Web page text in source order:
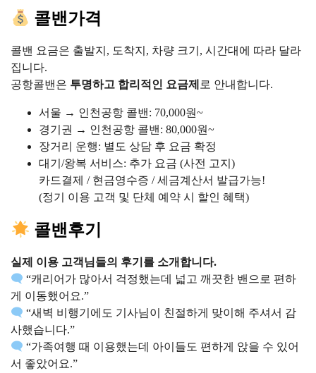
콜밴가격
콜밴 요금은 출발지, 도착지, 차량 크기, 시간대에 따라 달라
집니다.
공항콜밴은 투명하고 합리적인 요금제 로 안내합니다.
서울 → 인천공항 콜밴: 70,000원~
경기권 → 인천공항 콜밴: 80,000원~
장거리 운행: 별도 상담 후 요금 확정
대기/왕복 서비스: 추가 요금 (사전 고지)
카드결제 / 현금영수증 / 세금계산서 발급가능!
(정기 이용 고객 및 단체 예약 시 할인 혜택)
콜밴후기
실제 이용 고객님들의 후기를 소개합니다.
“캐리어가 많아서 걱정했는데 넓고 깨끗한 밴으로 편하
게 이동했어요.”
“새벽 비행기에도 기사님이 친절하게 맞이해 주셔서 감
사했습니다.”
“가족여행 때 이용했는데 아이들도 편하게 앉을 수 있어
서 좋았어요.”